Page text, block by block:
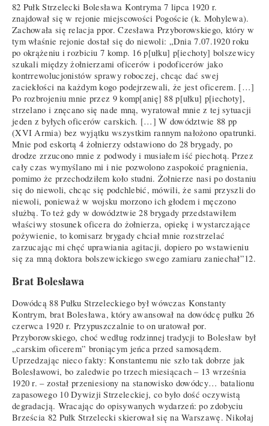
82 Pułk Strzelecki Bolesława Kontryma 7 lipca 1920 r.
znajdował się w rejonie miejscowości Pogoście (k. Mohylewa).
Zachowała się relacja ppor. Czesława Przyborowskiego, który w
tym właśnie rejonie dostał się do niewoli: „Dnia 7.07.1920 roku
po okrążeniu i rozbiciu 7 komp. 16 p[ułku] p[iechoty] bolszewicy
szukali między żołnierzami oficerów i podoficerów jako
kontrrewolucjonistów sprawy roboczej, chcąc dać swej
zaciekłości na każdym kogo podejrzewali, że jest oficerem. […]
Po rozbrojeniu mnie przez 9 komp[anię] 88 p[ułku] p[iechoty],
strzelano i znęcano się nade mną, wyratował mnie z tej sytuacji
jeden z byłych oficerów carskich. […] W dowództwie 88 pp
(XVI Armia) bez wyjątku wszystkim rannym nałożono opatrunki.
Mnie pod eskortą 4 żołnierzy odstawiono do 28 brygady, po
drodze zrzucono mnie z podwody i musiałem iść piechotą. Przez
cały czas wymyślano mi i nie pozwolono zaspokoić pragnienia,
pomimo że przechodziłem koło studni. Żołnierze nasi po dostaniu
się do niewoli, chcąc się podchlebić, mówili, że sami przyszli do
niewoli, ponieważ w wojsku morzono ich głodem i męczono
służbą. To też gdy w dowództwie 28 brygady przedstawiłem
właściwy stosunek oficera do żołnierza, opiekę i wystarczające
pożywienie, to komisarz brygady chciał mnie rozstrzelać
zarzucając mi chęć uprawiania agitacji, dopiero po wstawieniu
się za mną doktora bolszewickiego swego zamiaru zaniechał”12.
Brat Bolesława
Dowódcą 88 Pułku Strzeleckiego był wówczas Konstanty
Kontrym, brat Bolesława, który awansował na dowódcę pułku 26
czerwca 1920 r. Przypuszczalnie to on uratował por.
Przyborowskiego, choć według rodzinnej tradycji to Bolesław był
„carskim oficerem” broniącym jeńca przed samosądem.
Uprzedzając nieco fakty: Konstantemu nie szło tak dobrze jak
Bolesławowi, bo zaledwie po trzech miesiącach – 13 września
1920 r. – został przeniesiony na stanowisko dowódcy… batalionu
zapasowego 10 Dywizji Strzeleckiej, co było dość oczywistą
degradacją. Wracając do opisywanych wydarzeń: po zdobyciu
Brześcia 82 Pułk Strzelecki skierował się na Warszawę. Nikołaj